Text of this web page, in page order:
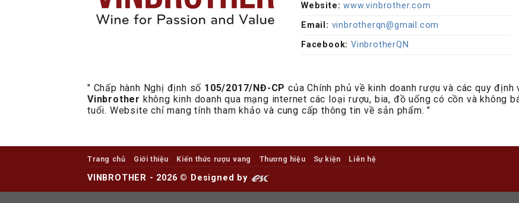
Website: www.vinbrother.com
Email: vinbrotherqn@gmail.com
Facebook: VinbrotherQN
" Chấp hành Nghị định số 105/2017/NĐ-CP của Chính phủ về kinh doanh rượu và các quy
Vinbrother không kinh doanh qua mạng internet các loại rượu, bia, đồ uống có cồn và không
tuổi. Website chỉ mang tính tham khảo và cung cấp thông tin về sản phẩm. "
Trang chủ Giới thiệu Kiến thức rượu vang Thương hiệu Sự kiện Liên hệ
VINBROTHER - 2026 © Designed by